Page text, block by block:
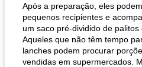
Após a preparação, eles
pequenos recipientes e
um saco pré-dividido de palitos
Aqueles que não têm tempo
lanches podem procurar
vendidas em supermercados.